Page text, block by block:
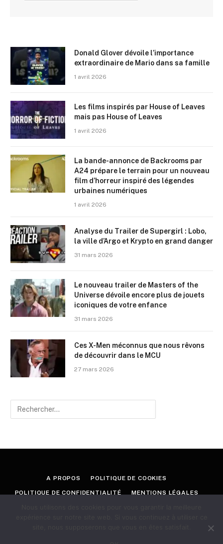
Donald Glover dévoile l’importance
extraordinaire de Mario dans sa famille
1 avril 2026
Les films inspirés par House of Leaves
mais pas House of Leaves
1 avril 2026
La bande-annonce de Backrooms par
A24 prépare le terrain pour un nouveau
film d’horreur inspiré des légendes
urbaines numériques
1 avril 2026
Analyse du Trailer de Supergirl : Lobo,
la ville d’Argo et Krypto en grand danger
31 mars 2026
Le nouveau trailer de Masters of the
Universe dévoile encore plus de jouets
iconiques de votre enfance
31 mars 2026
Ces X-Men méconnus que nous rêvons
de découvrir dans le MCU
27 mars 2026
A PROPOS POLITIQUE DE COOKIES
POLITIQUE DE CONFIDENTIALITÉ MENTIONS LÉGALES